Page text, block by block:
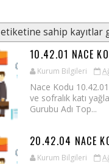
etiketine sahip kayıtlar
10.42.01 NACE
Kurum Bilgileri
Nace Kodu
ve sofralık katı
Gurubu Adı Top...
20.42.04 NACE
Kurum Bilgileri